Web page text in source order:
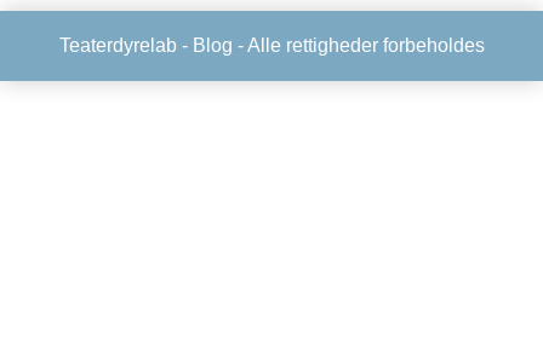
Teaterdyrelab - Blog - Alle rettigheder forbeholdes